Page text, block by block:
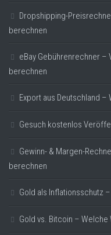
Dropshipping-
berechnen
eBay Gebührenrechner –
berechnen
Export aus Deutschland –
Gesuch kostenlos
Gewinn- & Margen-
berechnen
Gold als Inflationsschutz
Gold vs. Bitcoin –